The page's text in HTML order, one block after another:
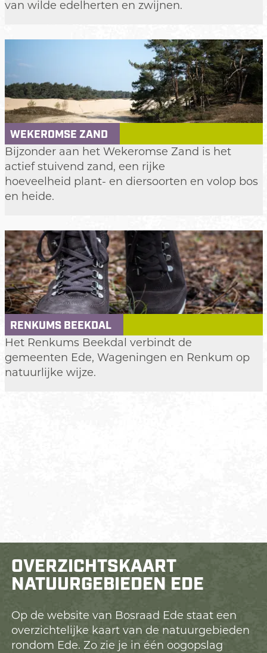
u
a
W
a
m
b
i
s
van wilde edelherten en zwijnen.
WEKEROMSE ZAND
W
e
k
e
m
s
e
Z
a
n
d
Bijzonder aan het Wekeromse Zand is het
actief stuivend zand, een rijke
hoeveelheid plant- en diersoorten en volop bos
en heide.
RENKUMS BEEKDAL
R
e
n
Het Renkums Beekdal verbindt de
gemeenten Ede, Wageningen en Renkum op
natuurlijke wijze.
OVERZICHTSKAART
NATUURGEBIEDEN EDE
Op de website van Bosraad Ede staat een
overzichtelijke kaart van de natuurgebieden
rondom Ede. Zo zie je in één oogopslag